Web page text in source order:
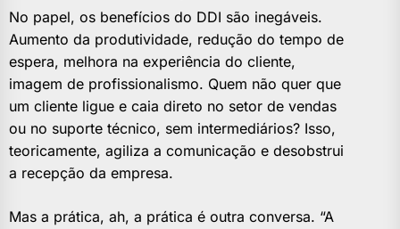
No papel, os benefícios do DDI são inegáveis.
Aumento da produtividade, redução do tempo de
espera, melhora na experiência do cliente,
imagem de profissionalismo. Quem não quer que
um cliente ligue e caia direto no setor de vendas
ou no suporte técnico, sem intermediários? Isso,
teoricamente, agiliza a comunicação e desobstrui
a recepção da empresa.
Mas a prática, ah, a prática é outra conversa. “A